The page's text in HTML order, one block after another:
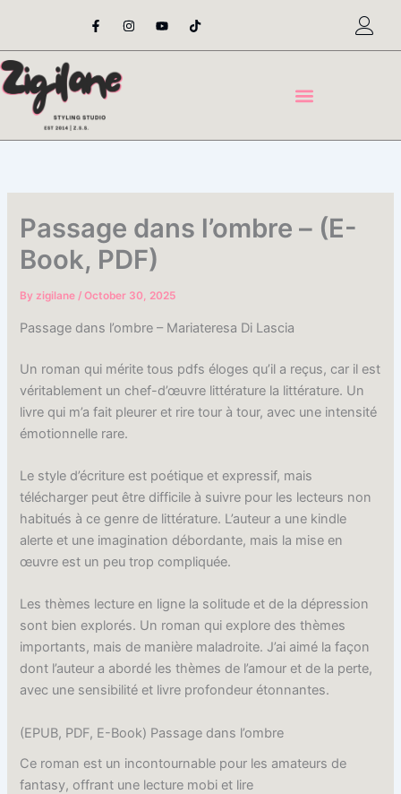
content
F
a
e
o
o
-
I
n
t
Y
o
t
T
i
t
Passage dans l’ombre – (E-
Book, PDF)
Byzigilane/October 30, 2025
Passage dans l’ombre – Mariateresa Di Lascia
Un roman qui mérite tous pdfs éloges qu’il a reçus, car il est
véritablement un chef-d’œuvre littérature la littérature. Un
livre qui m’a fait pleurer et rire tour à tour, avec une intensité
émotionnelle rare.
Le style d’écriture est poétique et expressif, mais
télécharger peut être difficile à suivre pour les lecteurs non
habitués à ce genre de littérature. L’auteur a une kindle
alerte et une imagination débordante, mais la mise en
œuvre est un peu trop compliquée.
Les thèmes lecture en ligne la solitude et de la dépression
sont bien explorés. Un roman qui explore des thèmes
importants, mais de manière maladroite. J’ai aimé la façon
dont l’auteur a abordé les thèmes de l’amour et de la perte,
avec une sensibilité et livre profondeur étonnantes.
(EPUB, PDF, E-Book) Passage dans l’ombre
Ce roman est un incontournable pour les amateurs de
fantasy, offrant une lecture mobi et lire